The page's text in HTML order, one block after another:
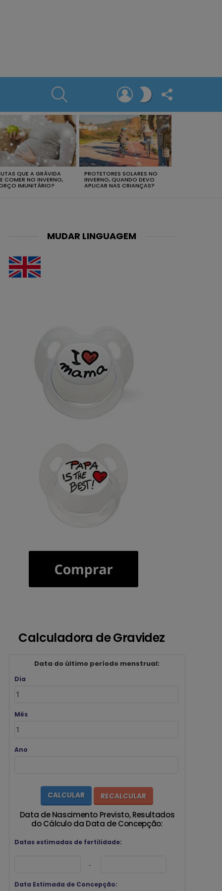
LOGIN
SWITCH
SKIN
QUE A GRÁVIDA
COMER NO INVERNO,
IMUNITÁRIO?
PROTETORES SOLARES NO
INVERNO, QUANDO DEVO
APLICAR NAS CRIANÇAS?
MUDAR LINGUAGEM
Calculadora de Gravidez
Data do último período menstrual:
Dia
Mês
Ano
Data de Nascimento Previsto, Resultados
do Cálculo da Data de Concepção:
Datas estimadas de fertilidade:
-
Data Estimada de Concepção: